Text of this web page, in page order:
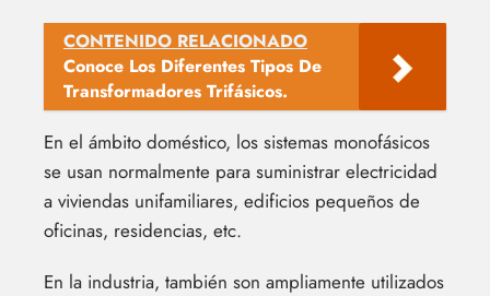
CONTENIDO RELACIONADO
Conoce Los Diferentes Tipos De
Transformadores Trifásicos.
En el ámbito doméstico, los sistemas monofásicos
se usan normalmente para suministrar electricidad
a viviendas unifamiliares, edificios pequeños de
oficinas, residencias, etc.
En la industria, también son ampliamente utilizados